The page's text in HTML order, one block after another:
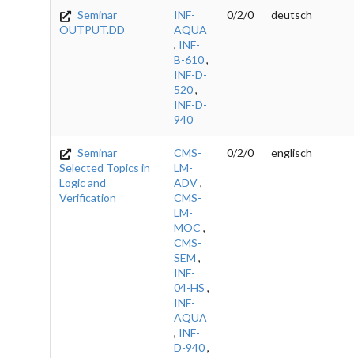
Seminar
OUTPUT.DD
INF-
AQUA
, INF-
B-610,
INF-D-
520,
INF-D-
940
0/2/0 deutsch
Seminar
Selected Topics in
Logic and
Verification
CMS-
LM-
ADV,
CMS-
LM-
MOC ,
CMS-
SEM ,
INF-
04-HS ,
INF-
AQUA
, INF-
D-940,
0/2/0 englisch